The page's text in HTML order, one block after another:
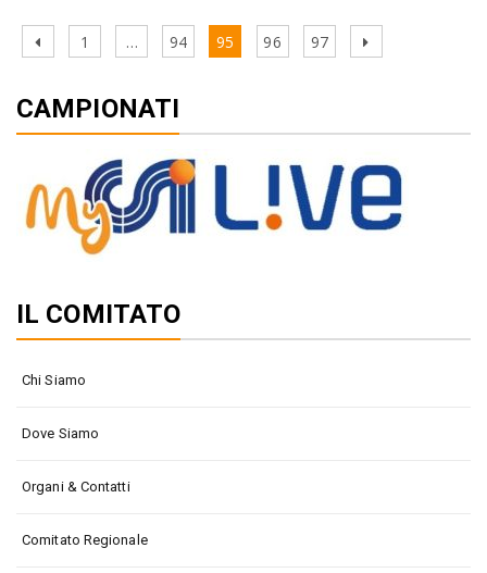
Navigazione
PreviousPage
1 … Page
94 Page
95 Page
96 Page
97
Next
CAMPIONATI
IL COMITATO
Chi Siamo
Dove Siamo
Organi & Contatti
Comitato Regionale